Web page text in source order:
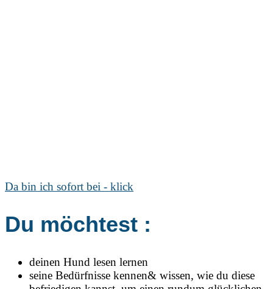
Da bin ich sofort bei - klick
Du möchtest :
deinen Hund lesen lernen
seine Bedürfnisse kennen& wissen, wie du diese